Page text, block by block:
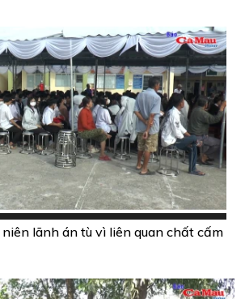
lãnh án tù vì liên quan chất cấm